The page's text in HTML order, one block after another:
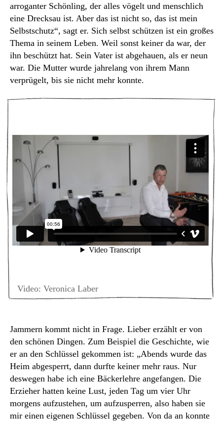
arroganter Schönling, der alles vögelt und menschlich
eine Drecksau ist. Aber das ist nicht so, das ist mein
Selbstschutz“, sagt er. Sich selbst schützen ist ein großes
Thema in seinem Leben. Weil sonst keiner da war, der
ihn beschützt hat. Sein Vater ist abgehauen, als er neun
war. Die Mutter wurde jahrelang von ihrem Mann
verprügelt, bis sie nicht mehr konnte.
Video: Veronica Laber
Jammern kommt nicht in Frage. Lieber erzählt er von
den schönen Dingen. Zum Beispiel die Geschichte, wie
er an den Schlüssel gekommen ist: „Abends wurde das
Heim abgesperrt, dann durfte keiner mehr raus. Nur
deswegen habe ich eine Bäckerlehre angefangen. Die
Erzieher hatten keine Lust, jeden Tag um vier Uhr
morgens aufzustehen, um aufzusperren, also haben sie
mir einen eigenen Schlüssel gegeben. Von da an konnte